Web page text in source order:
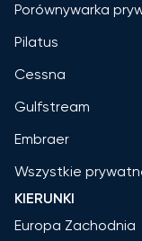
Porównywarka
Pilatus
Cessna
Gulfstream
Embraer
Wszystkie
KIERUNKI
Europa Zachodnia